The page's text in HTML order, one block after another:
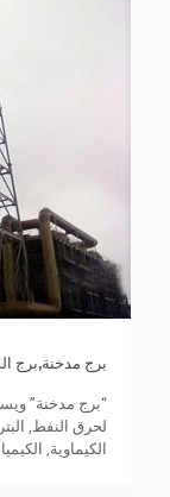
برج مدخنة,برج
“برج مدخنة”
لحرق النفط,
الكيماوية,